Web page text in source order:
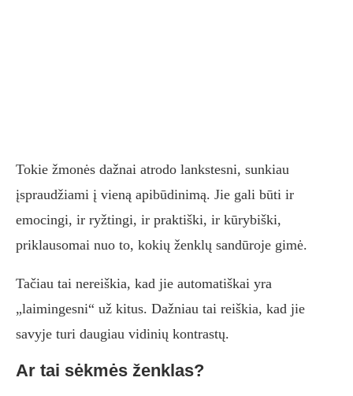
Tokie žmonės dažnai atrodo lankstesni, sunkiau
įspraudžiami į vieną apibūdinimą. Jie gali būti ir
emocingi, ir ryžtingi, ir praktiški, ir kūrybiški,
priklausomai nuo to, kokių ženklų sandūroje gimė.
Tačiau tai nereiškia, kad jie automatiškai yra
„laimingesni“ už kitus. Dažniau tai reiškia, kad jie
savyje turi daugiau vidinių kontrastų.
Ar tai sėkmės ženklas?